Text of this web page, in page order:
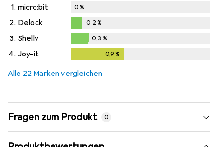
1. micro:bit 0%
2. Delock
0,2%
0,2%
3. Shelly
0,3%
0,3 %
4. Joy-it 0,9 %
Alle 22 Marken vergleichen
Fragen zum Produkt 0